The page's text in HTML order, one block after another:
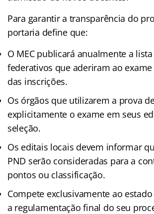
Para garantir a transparência do
portaria define que:
O MEC publicará anualmente a
federativos que aderiram ao
das inscrições.
Os órgãos que utilizarem a prova
explicitamente o exame em seus
seleção.
Os editais locais devem informar
PND serão consideradas para a
pontos ou classificação.
Compete exclusivamente ao
a regulamentação final do seu